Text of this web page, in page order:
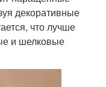
декоративные
что лучше
и шелковые